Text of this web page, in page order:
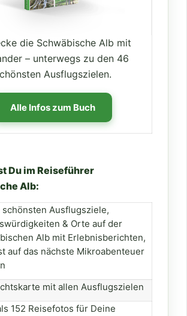
die Schwäbische Alb mit
– unterwegs zu den 46
Ausflugszielen.
Alle Infos zum Buch
Du im Reiseführer
Alb:
schönsten Ausflugsziele,
& Orte auf der
Alb mit Erlebnisberichten,
auf das nächste Mikroabenteuer
mit allen Ausflugszielen
152 Reisefotos für Deine